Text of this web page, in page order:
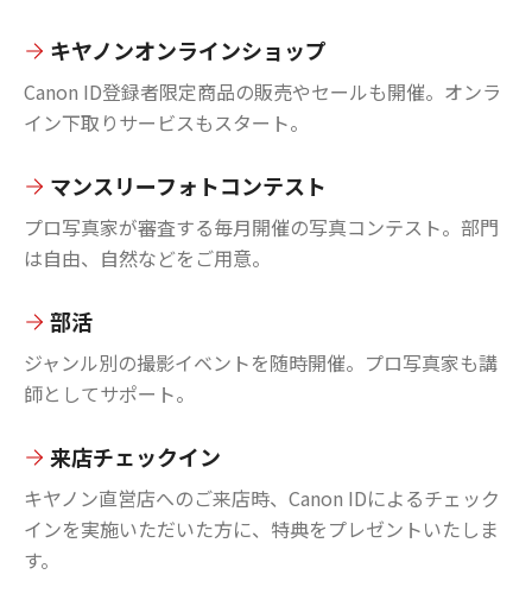
キヤノンオンラインショップ
Canon ID登録者限定商品の販売やセールも開催。オンラ
イン下取りサービスもスタート。
マンスリーフォトコンテスト
プロ写真家が審査する毎月開催の写真コンテスト。部門
は自由、自然などをご用意。
部活
ジャンル別の撮影イベントを随時開催。プロ写真家も講
師としてサポート。
来店チェックイン
キヤノン直営店へのご来店時、Canon IDによるチェック
インを実施いただいた方に、特典をプレゼントいたしま
す。